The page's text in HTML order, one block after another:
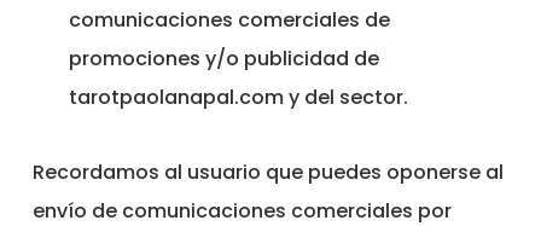
comunicaciones comerciales de
promociones y/o publicidad de
tarotpaolanapal.com y del sector.
Recordamos al usuario que puedes oponerse al
envío de comunicaciones comerciales por